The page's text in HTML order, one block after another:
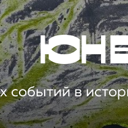
событий в